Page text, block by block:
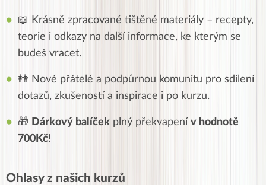
📖 Krásně zpracované tištěné materiály – recepty,
teorie i odkazy na další informace, ke kterým se
budeš vracet.
👭 Nové přátelé a podpůrnou komunitu pro sdílení
dotazů, zkušeností a inspirace i po kurzu.
🎁 Dárkový balíček plný překvapení v hodnotě
700Kč!
Ohlasy z našich kurzů